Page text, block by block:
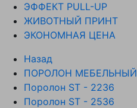
ЭФФЕКТ PULL-UP
ЖИВОТНЫЙ ПРИНТ
ЭКОНОМНАЯ ЦЕНА
Назад
ПОРОЛОН МЕБЕЛЬНЫЙ
Поролон ST - 2236
Поролон ST - 2536